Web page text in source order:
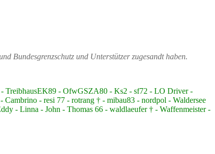
Bundesgrenzschutz und Unterstützer zugesandt haben.
- TreibhausEK89 - OfwGSZA80 - Ks2 - sf72 - LO Driver -
Cambrino - resi 77 - rotrang † - mibau83 - nordpol - Waldersee
- Linna - John - Thomas 66 - waldlaeufer † - Waffenmeister -